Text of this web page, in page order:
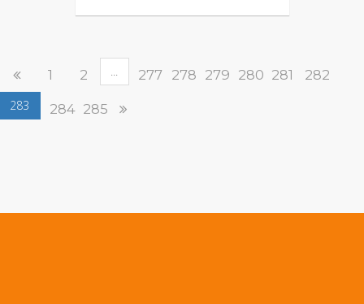
1 2 ... 277 278 279 280 281 282
283 284 285